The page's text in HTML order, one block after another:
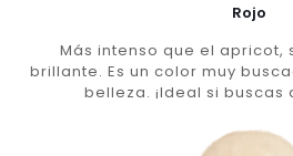
Rojo
Más intenso que el apricot,
brillante. Es un color muy
belleza. ¡Ideal si